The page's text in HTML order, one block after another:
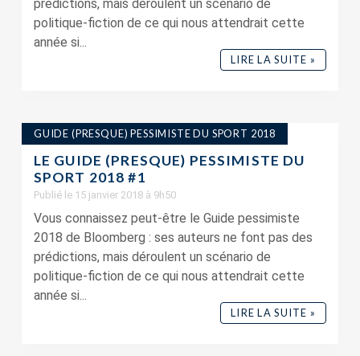
prédictions, mais déroulent un scénario de
politique-fiction de ce qui nous attendrait cette
année si...
LIRE LA SUITE »
GUIDE (PRESQUE) PESSIMISTE DU SPORT 2018
LE GUIDE (PRESQUE) PESSIMISTE DU
SPORT 2018 #1
Publié le 15 janvier 2018 à 9h50
Vous connaissez peut-être le Guide pessimiste
2018 de Bloomberg : ses auteurs ne font pas des
prédictions, mais déroulent un scénario de
politique-fiction de ce qui nous attendrait cette
année si...
LIRE LA SUITE »